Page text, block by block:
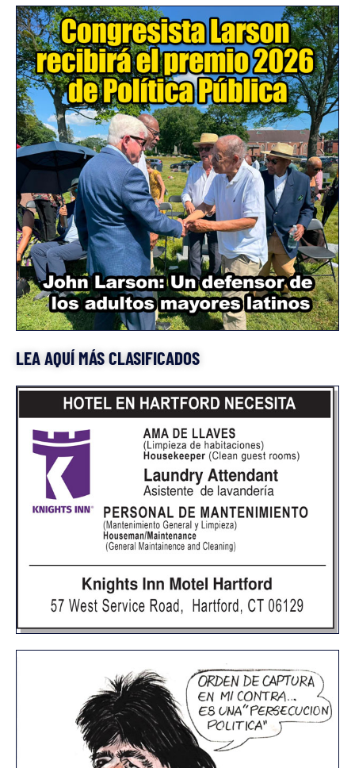
LEA AQUÍ MÁS CLASIFICADOS